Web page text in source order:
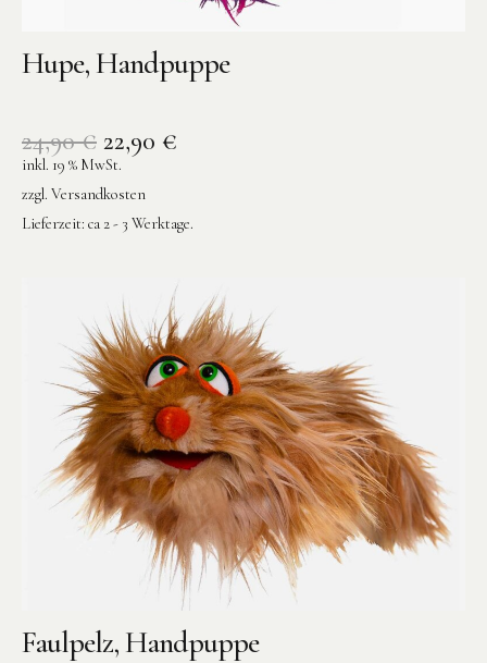
Hupe, Handpuppe
24,90€ 22,90 €
inkl. 19 % MwSt.
zzgl. Versandkosten
Lieferzeit: ca 2 - 3 Werktage.
Faulpelz, Handpuppe